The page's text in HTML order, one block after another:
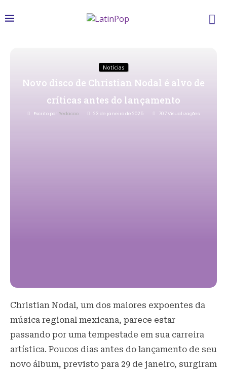
Notícias
Novo disco de Christian Nodal é alvo de
críticas antes do lançamento
Escrito por Redacao 23 de janeiro de 2025 707Visualizações
Christian Nodal, um dos maiores expoentes da
música regional mexicana, parece estar
passando por uma tempestade em sua carreira
artística. Poucos dias antes do lançamento de seu
novo álbum, previsto para 29 de janeiro, surgiram